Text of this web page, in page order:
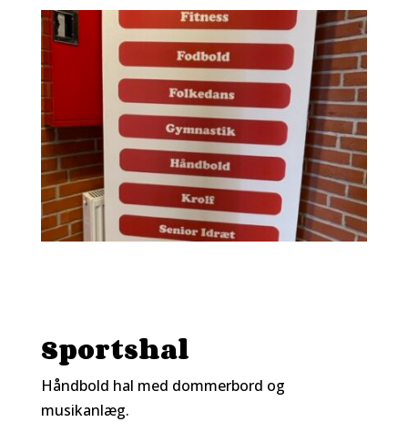
Sportshal
Håndbold hal med dommerbord og
musikanlæg.